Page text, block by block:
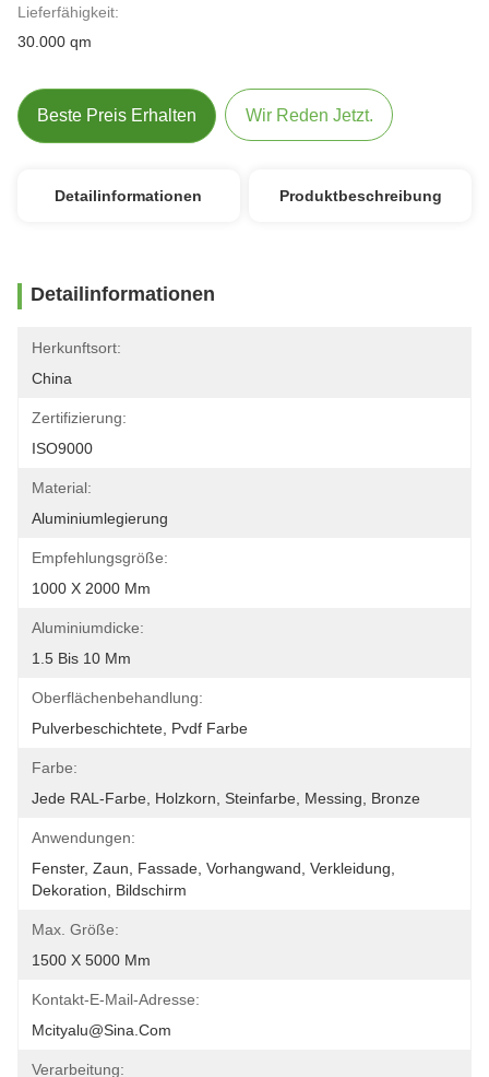
Lieferfähigkeit:
30.000 qm
Beste Preis Erhalten Wir Reden Jetzt.
Detailinformationen Produktbeschreibung
Detailinformationen
Herkunftsort:
China
Zertifizierung:
ISO9000
Material:
Aluminiumlegierung
Empfehlungsgröße:
1000 X 2000 Mm
Aluminiumdicke:
1.5 Bis 10 Mm
Oberflächenbehandlung:
Pulverbeschichtete, Pvdf Farbe
Farbe:
Jede RAL-Farbe, Holzkorn, Steinfarbe, Messing, Bronze
Anwendungen:
Fenster, Zaun, Fassade, Vorhangwand, Verkleidung,
Dekoration, Bildschirm
Max. Größe:
1500 X 5000 Mm
Kontakt-E-Mail-Adresse:
Mcityalu@sina.com
Verarbeitung: